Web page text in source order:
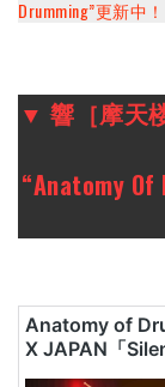
Drumming”更新中！
▼ 響［摩天
“Anatomy